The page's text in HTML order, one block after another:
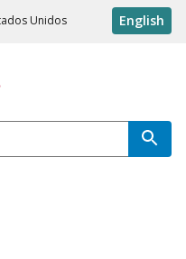
Unidos English